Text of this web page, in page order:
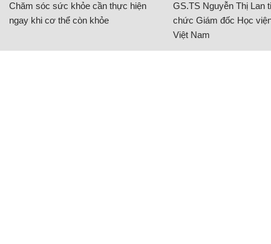
Chăm sóc sức khỏe cần thực hiện
ngay khi cơ thể còn khỏe
GS.TS Nguyễn Thị Lan
chức Giám đốc Học
Việt Nam